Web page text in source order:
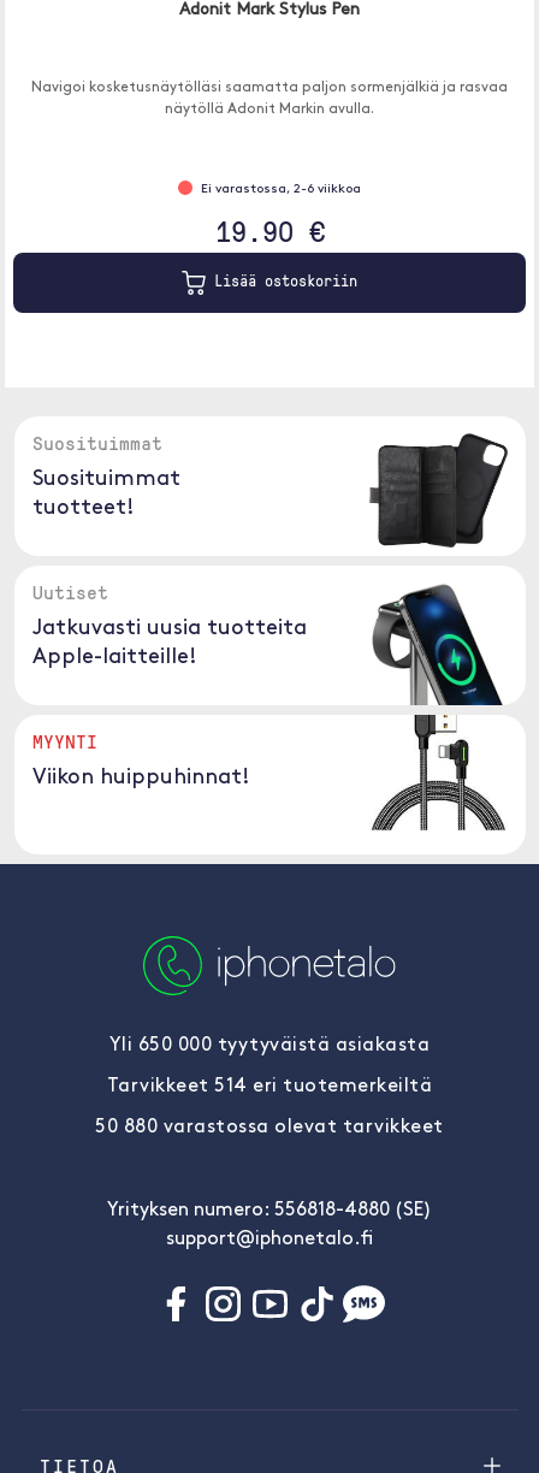
Adonit Mark Stylus Pen
Navigoi kosketusnäytölläsi saamatta paljon sormenjälkiä ja rasvaa
näytöllä Adonit Markin avulla.
Ei varastossa, 2-6 viikkoa
19.90 €
Lisää ostoskoriin
Suosituimmat
Suosituimmat
tuotteet!
Uutiset
Jatkuvasti uusia tuotteita
Apple-laitteille!
MYYNTI
Viikon huippuhinnat!
Yli 650 000 tyytyväistä asiakasta
Tarvikkeet 514 eri tuotemerkeiltä
50 880 varastossa olevat tarvikkeet
Yrityksen numero: 556818-4880 (SE)
support@iphonetalo.fi
TIETOA